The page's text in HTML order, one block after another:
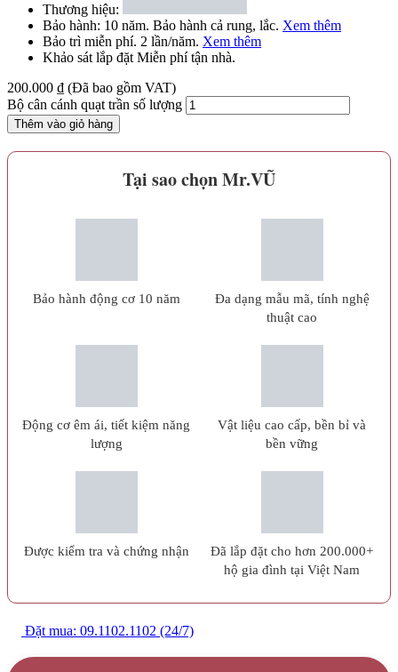
Thương hiệu:
Bảo hành: 10 năm. Bảo hành cả rung, lắc. Xem thêm
Bảo trì miễn phí. 2 lần/năm. Xem thêm
Khảo sát lắp đặt Miễn phítận nhà.
200.000 ₫ (Đã bao gồm VAT)
Bộ cân cánh quạt trần số lượng
Thêm vào giỏ hàng
Tại sao chọn Mr.VŨ
Bảo hành động cơ 10 năm
Đa dạng mẫu mã, tính nghệ
thuật cao
Động cơ êm ái, tiết kiệm năng
lượng
Vật liệu cao cấp, bền bỉ và
bền vững
Được kiểm tra và chứng nhận
Đã lắp đặt cho hơn 200.000+
hộ gia đình tại Việt Nam
Đặt mua: 09.1102.1102 (24/7)